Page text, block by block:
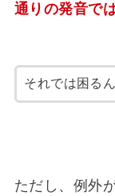
通りの発音で
それでは困る
ただし、例外